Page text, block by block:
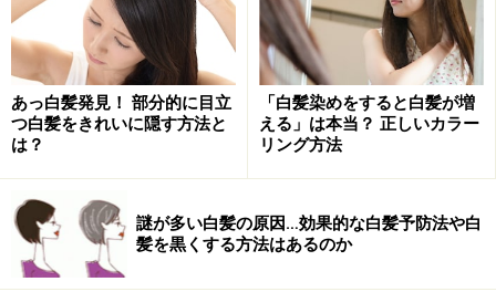
あっ白髪発見！ 部分的に目立
つ白髪をきれいに隠す方法と
は？
「白髪染めをすると白髪が増
える」は本当？ 正しいカラー
リング方法
謎が多い白髪の原因…効果的な白髪予防法や白
髪を黒くする方法はあるのか